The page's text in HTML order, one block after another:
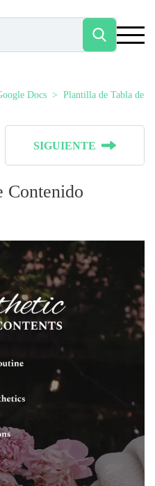
Docs Plantilla de Tabla de
SIGUIENTE
Contenido